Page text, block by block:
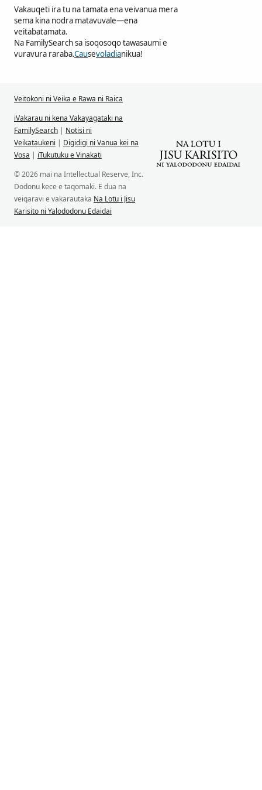
Vakauqeti ira tu na tamata ena veivanua mera
sema kina nodra matavuvale—ena
veitabatamata.
Na FamilySearch sa isoqosoqo tawasaumi e
vuravura raraba.Causevoladianikua!
Veitokoni ni Veika e Rawa ni Raica
iVakarau ni kena Vakayagataki na
FamilySearch | Notisi ni
Veikataukeni | Digidigi ni Vanua kei na
Vosa | iTukutuku e Vinakati
© 2026 mai na Intellectual Reserve, Inc.
Dodonu kece e taqomaki. E dua na
veiqaravi e vakarautaka Na Lotu i Jisu
Karisito ni Yalododonu Edaidai